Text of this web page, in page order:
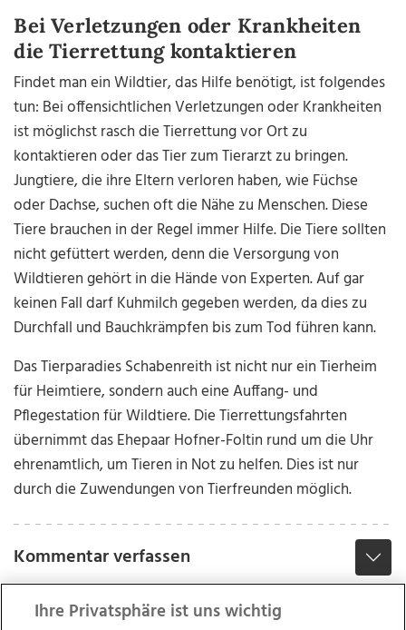
Bei Verletzungen oder Krankheiten
die Tierrettung kontaktieren
Findet man ein Wildtier, das Hilfe benötigt, ist folgendes
tun: Bei offensichtlichen Verletzungen oder Krankheiten
ist möglichst rasch die Tierrettung vor Ort zu
kontaktieren oder das Tier zum Tierarzt zu bringen.
Jungtiere, die ihre Eltern verloren haben, wie Füchse
oder Dachse, suchen oft die Nähe zu Menschen. Diese
Tiere brauchen in der Regel immer Hilfe. Die Tiere sollten
nicht gefüttert werden, denn die Versorgung von
Wildtieren gehört in die Hände von Experten. Auf gar
keinen Fall darf Kuhmilch gegeben werden, da dies zu
Durchfall und Bauchkrämpfen bis zum Tod führen kann.
Das Tierparadies Schabenreith ist nicht nur ein Tierheim
für Heimtiere, sondern auch eine Auffang- und
Pflegestation für Wildtiere. Die Tierrettungsfahrten
übernimmt das Ehepaar Hofner-Foltin rund um die Uhr
ehrenamtlich, um Tieren in Not zu helfen. Dies ist nur
durch die Zuwendungen von Tierfreunden möglich.
Kommentar verfassen
Ihre Privatsphäre ist uns wichtig